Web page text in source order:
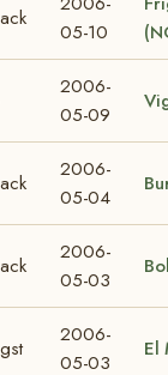
05-10
2006-
05-09
2006-
05-04
2006-
05-03
2006-
05-03
El